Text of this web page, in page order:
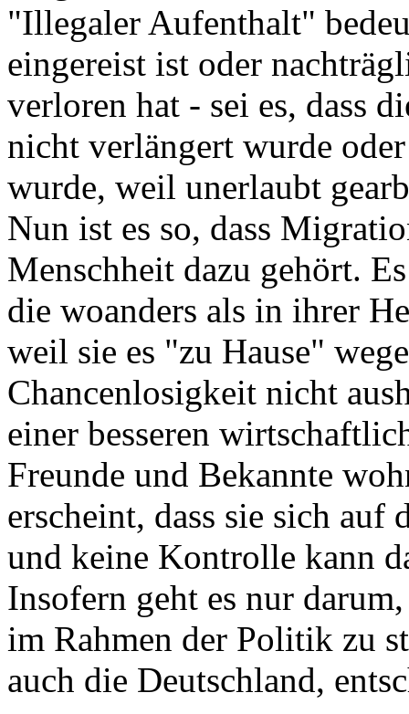
"Illegaler Aufenthalt"
eingereist ist oder
verloren hat - sei es, dass
nicht verlängert wurde
wurde, weil unerlaubt
Nun ist es so, dass
Menschheit dazu gehört.
die woanders als in ihrer
weil sie es "zu Hause"
Chancenlosigkeit nicht
einer besseren
Freunde und Bekannte
erscheint, dass sie sich auf
und keine Kontrolle kann
Insofern geht es nur
im Rahmen der Politik zu
auch die Deutschland,